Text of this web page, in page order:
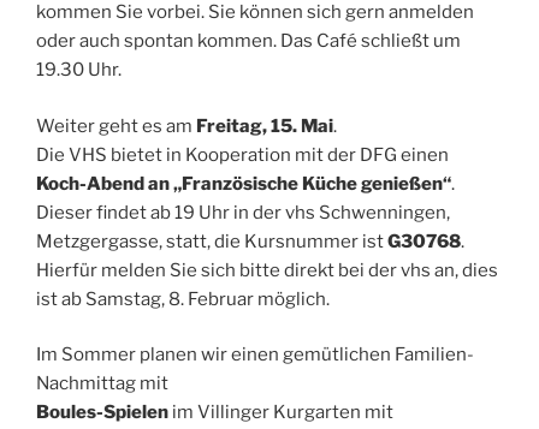
kommen Sie vorbei. Sie können sich gern anmelden
oder auch spontan kommen. Das Café schließt um
19.30 Uhr.
Weiter geht es am Freitag, 15. Mai.
Die VHS bietet in Kooperation mit der DFG einen
Koch-Abend an „Französische Küche genießen“.
Dieser findet ab 19 Uhr in der vhs Schwenningen,
Metzgergasse, statt, die Kursnummer istG30768.
Hierfür melden Sie sich bitte direkt bei der vhs an, dies
ist ab Samstag, 8. Februar möglich.
Im Sommer planen wir einen gemütlichen Familien-
Nachmittag mit
Boules-Spielen im Villinger Kurgarten mit